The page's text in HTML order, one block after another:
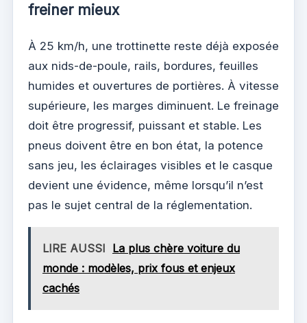
freiner mieux
À 25 km/h, une trottinette reste déjà exposée
aux nids-de-poule, rails, bordures, feuilles
humides et ouvertures de portières. À vitesse
supérieure, les marges diminuent. Le freinage
doit être progressif, puissant et stable. Les
pneus doivent être en bon état, la potence
sans jeu, les éclairages visibles et le casque
devient une évidence, même lorsqu’il n’est
pas le sujet central de la réglementation.
LIRE AUSSI La plus chère voiture du
monde : modèles, prix fous et enjeux
cachés